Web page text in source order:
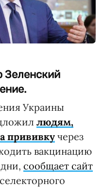
Зеленский
Украины
людям,
прививку через
вакцинацию
сообщает сайт